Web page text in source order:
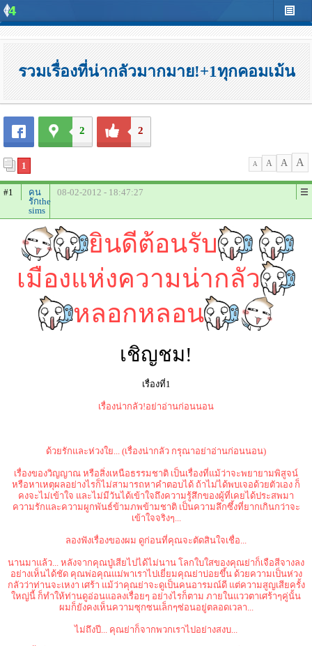
รวมเรื่องที่น่ากลัวมากมาย!+1ทุกคอมเม้น
2 2
1 A A A A
#1
คน
รักthe
sims
08-02-2012 - 18:47:27
ยินดีต้อนรับ
เมืองแห่งความน่ากลัว
หลอกหลอน
เชิญชม!
เรื่องที่1
เรื่องน่ากลัว!อย่าอ่านก่อนนอน
ด้วยรักและห่วงใย... (เรื่องน่ากลัว กรุณาอย่าอ่านก่อนนอน)
เรื่องของวิญญาณ หรือสิ่งเหนือธรรมชาติ เป็นเรื่องที่แม้ว่าจะพยายามพิสูจน์
หรือหาเหตุผลอย่างไรก็ไม่สามารถหาคำตอบได้ ถ้าไม่ได้พบเจอด้วยตัวเอง ก็
คงจะไม่เข้าใจ และไม่มีวันได้เข้าใจถึงความรู้สึกของผู้ที่เคยได้ประสพมา
ความรักและความผูกพันธ์ข้ามภพข้ามชาติ เป็นความลึกซึ้งที่ยากเกินกว่าจะ
เข้าใจจริงๆ...
ลองฟังเรื่องของผม ดูก่อนที่คุณจะตัดสินใจเชื่อ...
นานมาแล้ว... หลังจากคุณปู่เสียไปได้ไม่นาน โลกใบใสของคุณย่าก็เจือสีจางลง
อย่างเห็นได้ชัด คุณพ่อคุณแม่พาเราไปเยี่ยมคุณย่าบ่อยขึ้น ด้วยความเป็นห่วง
กลัวว่าท่านจะเหงา เศร้า แม้ว่าคุณย่าจะดูเป็นคนอารมณ์ดี แต่ความสูญเสียครั้ง
ใหญ่นี้ ก็ทำให้ท่านดูอ่อนแอลงเรื่อยๆ อย่างไรก็ตาม ภายในแววตาเศร้าๆคู่นั้น
ผมก็ยังคงเห็นความซุกซนเล็กๆซ่อนอยู่ตลอดเวลา...
ไม่ถึงปี... คุณย่าก็จากพวกเราไปอย่างสงบ...